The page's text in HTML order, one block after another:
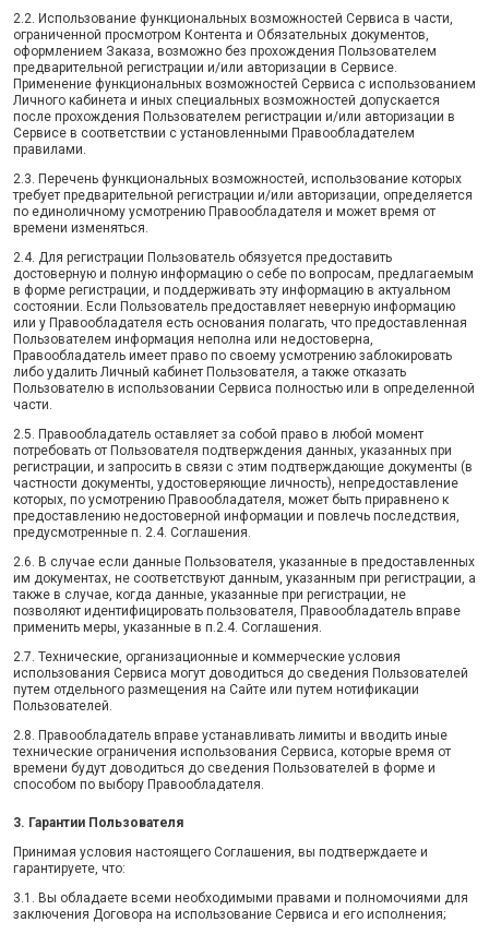
2.2. Использование функциональных возможностей Сервиса в части,
ограниченной просмотром Контента и Обязательных документов,
оформлением Заказа, возможно без прохождения Пользователем
предварительной регистрации и/или авторизации в Сервисе.
Применение функциональных возможностей Сервиса с использованием
Личного кабинета и иных специальных возможностей допускается
после прохождения Пользователем регистрации и/или авторизации в
Сервисе в соответствии с установленными Правообладателем
правилами.
2.3. Перечень функциональных возможностей, использование которых
требует предварительной регистрации и/или авторизации, определяется
по единоличному усмотрению Правообладателя и может время от
времени изменяться.
2.4. Для регистрации Пользователь обязуется предоставить
достоверную и полную информацию о себе по вопросам, предлагаемым
в форме регистрации, и поддерживать эту информацию в актуальном
состоянии. Если Пользователь предоставляет неверную информацию
или у Правообладателя есть основания полагать, что предоставленная
Пользователем информация неполна или недостоверна,
Правообладатель имеет право по своему усмотрению заблокировать
либо удалить Личный кабинет Пользователя, а также отказать
Пользователю в использовании Сервиса полностью или в определенной
части.
2.5. Правообладатель оставляет за собой право в любой момент
потребовать от Пользователя подтверждения данных, указанных при
регистрации, и запросить в связи с этим подтверждающие документы (в
частности документы, удостоверяющие личность), непредоставление
которых, по усмотрению Правообладателя, может быть приравнено к
предоставлению недостоверной информации и повлечь последствия,
предусмотренные п. 2.4. Соглашения.
2.6. В случае если данные Пользователя, указанные в предоставленных
им документах, не соответствуют данным, указанным при регистрации, а
также в случае, когда данные, указанные при регистрации, не
позволяют идентифицировать пользователя, Правообладатель вправе
применить меры, указанные в п.2.4. Соглашения.
2.7. Технические, организационные и коммерческие условия
использования Сервиса могут доводиться до сведения Пользователей
путем отдельного размещения на Сайте или путем нотификации
Пользователей.
2.8. Правообладатель вправе устанавливать лимиты и вводить иные
технические ограничения использования Сервиса, которые время от
времени будут доводиться до сведения Пользователей в форме и
способом по выбору Правообладателя.
3. Гарантии Пользователя
Принимая условия настоящего Соглашения, вы подтверждаете и
гарантируете, что:
3.1. Вы обладаете всеми необходимыми правами и полномочиями для
заключения Договора на использование Сервиса и его исполнения;